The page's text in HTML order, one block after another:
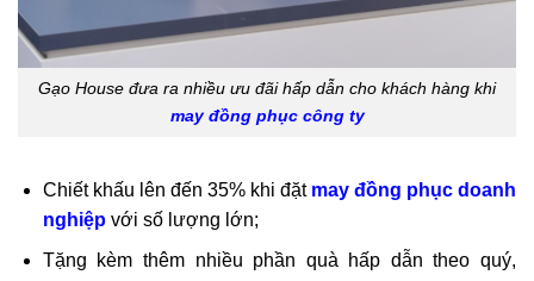
Gạo House đưa ra nhiều ưu đãi hấp dẫn cho khách hàng khi
may đồng phục công ty
Chiết khấu lên đến 35% khi đặt may đồng phục doanh
nghiệp với số lượng lớn;
Tặng kèm thêm nhiều phần quà hấp dẫn theo quý,